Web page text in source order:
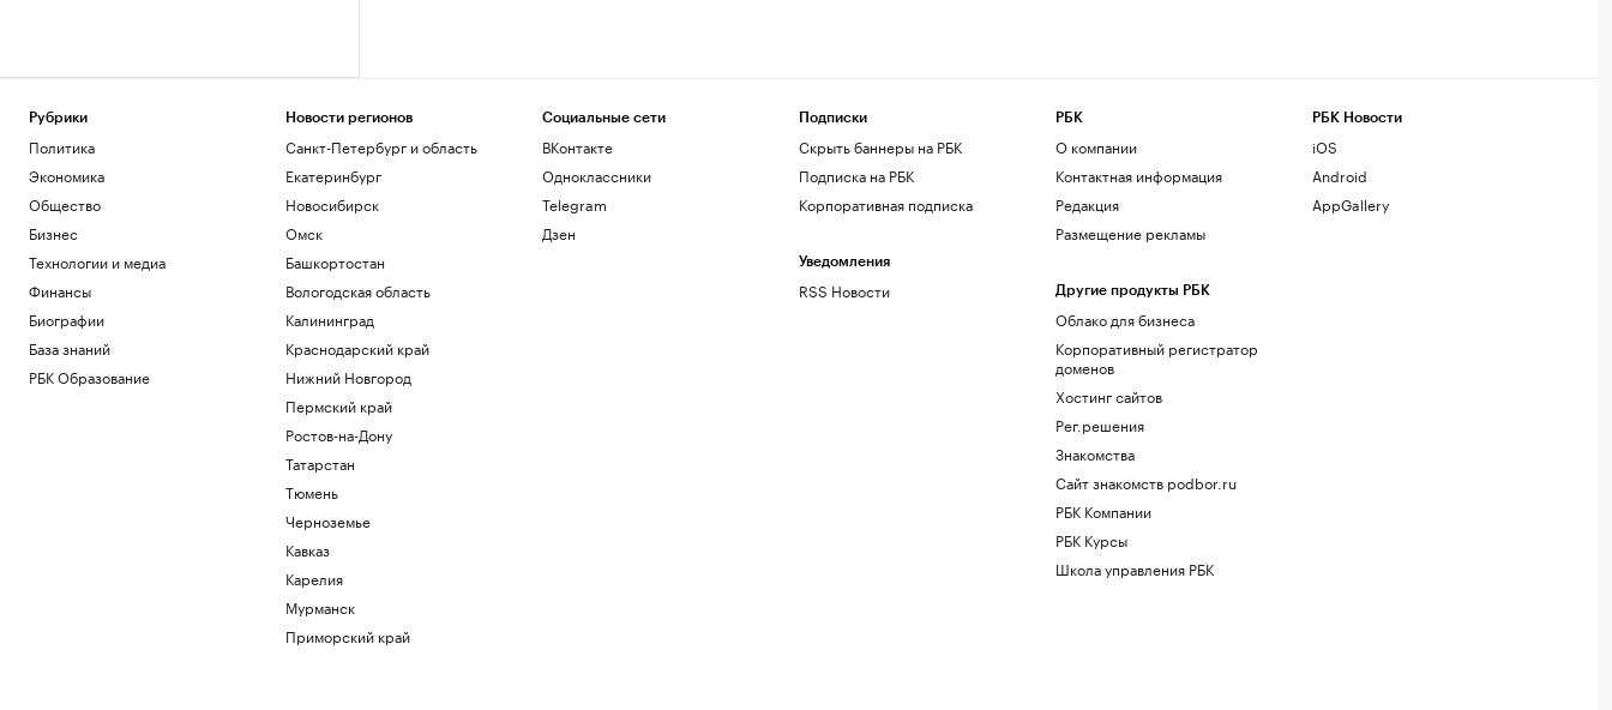
Рубрики
Политика
Экономика
Общество
Бизнес
Технологии и медиа
Финансы
Биографии
База знаний
РБК Образование
Новости регионов
Санкт-Петербург и область
Екатеринбург
Новосибирск
Омск
Башкортостан
Вологодская область
Калининград
Краснодарский край
Нижний Новгород
Пермский край
Ростов-на-Дону
Татарстан
Тюмень
Черноземье
Кавказ
Карелия
Мурманск
Приморский край
Социальные сети
ВКонтакте
Одноклассники
Telegram
Дзен
Подписки
Скрыть баннеры на РБК
Подписка на РБК
Корпоративная подписка
Уведомления
RSS Новости
РБК
О компании
Контактная информация
Редакция
Размещение рекламы
Другие продукты РБК
Облако для бизнеса
Корпоративный регистратор
доменов
Хостинг сайтов
Рег.решения
Знакомства
Сайт знакомств podbor.ru
РБК Компании
РБК Курсы
Школа управления РБК
РБК Новости
iOS
Android
AppGallery